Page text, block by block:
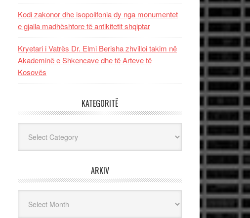
Kodi zakonor dhe isopolifonia dy nga monumentet
e gjalla madhështore të antikitetit shqiptar
Kryetari i Vatrës Dr. Elmi Berisha zhvilloi takim në
Akademinë e Shkencave dhe të Arteve të
Kosovës
KATEGORITË
ARKIV